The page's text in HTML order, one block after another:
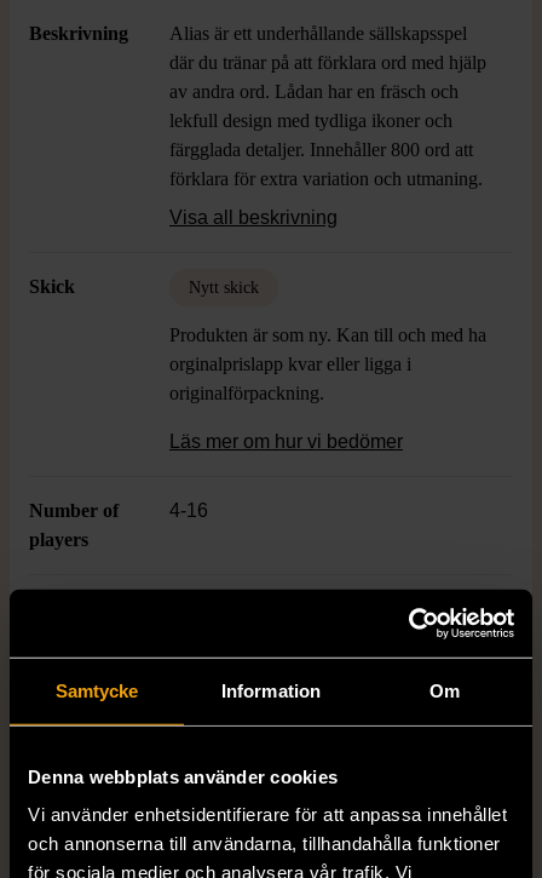
Samtycke Information Om
Denna webbplats använder cookies
Vi använder enhetsidentifierare för att anpassa innehållet
och annonserna till användarna, tillhandahålla funktioner
för sociala medier och analysera vår trafik. Vi
Beskrivning
Alias är ett underhållande sällskapsspel
där du tränar på att förklara ord med hjälp
av andra ord. Lådan har en fräsch och
lekfull design med tydliga ikoner och
färgglada detaljer. Innehåller 800 ord att
förklara för extra variation och utmaning.
Passar för större pratmakare och har en
Visa all beskrivning
Skick Nytt skick
Produkten är som ny. Kan till och med ha
orginalprislapp kvar eller ligga i
originalförpackning.
Läs mer om hur vi bedömer
Number of
players
4-16
Produkten är unik och finns enbart som 1 st i lager.
Fri frakt på alla köp över 990 kr.